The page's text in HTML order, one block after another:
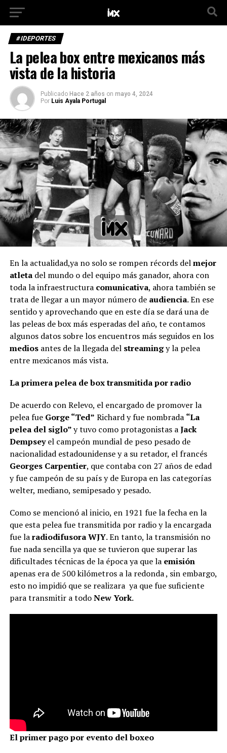
#IDEPORTES
La pelea box entre mexicanos más
vista de la historia
Publicado Hace 2 años on mayo 4, 2024
Por Luis Ayala Portugal
En la actualidad,ya no solo se rompen récords delmejor
atletadel mundo o del equipo más ganador, ahora con
toda la infraestructura comunicativa, ahora también se
trata de llegar a un mayor número de audiencia. En ese
sentido y aprovechando que en este día se dará una de
las peleas de box más esperadas del año, te contamos
algunos datos sobre los encuentros más seguidos en los
mediosantes de la llegada del streamingy la pelea
entre mexicanos más vista.
La primera pelea de box transmitida por radio
De acuerdo con Relevo, el encargado de promover la
pelea fue Gorge “Ted” Richard y fue nombrada “La
pelea del siglo”y tuvo como protagonistas aJack
Dempseyel campeón mundial de peso pesado de
nacionalidad estadounidense y a su retador, el francés
Georges Carpentier, que contaba con 27 años de edad
y fue campeón de su país y de Europa en las categorías
welter, mediano, semipesado y pesado.
Como se mencionó al inicio, en 1921 fue la fecha en la
que esta pelea fue transmitida por radio y la encargada
fue laradiodifusora WJY. En tanto, la transmisión no
fue nada sencilla ya que se tuvieron que superar las
dificultades técnicas de la época ya que la emisión
apenas era de 500 kilómetros a la redonda , sin embargo,
esto no impidió que se realizara ya que fue suficiente
para transmitir a todoNew York.
El primer pago por evento del boxeo